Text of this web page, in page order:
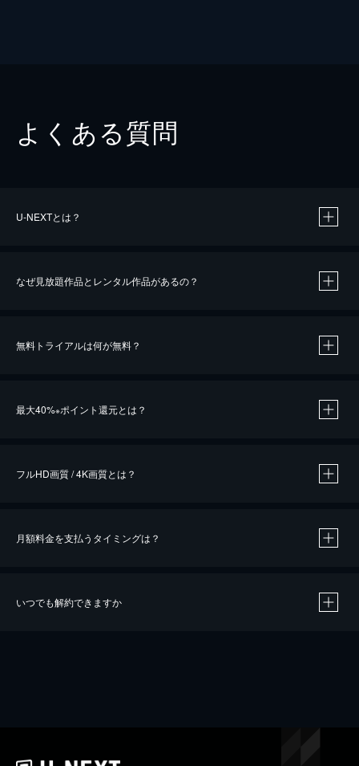
よくある質問
U-NEXTとは？
なぜ見放題作品とレンタル作品があるの？
無料トライアルは何が無料？
最大40%※ポイント還元とは？
※40％ポイント還元の対象は、クレジットカード決済による作品の購入 / レンタルです。
iOSアプリのUコイン決済による作品の購入 / レンタルは、20％のポイント還元です。
フルHD画質 / 4K画質とは？
月額料金を支払うタイミングは？
いつでも解約できますか